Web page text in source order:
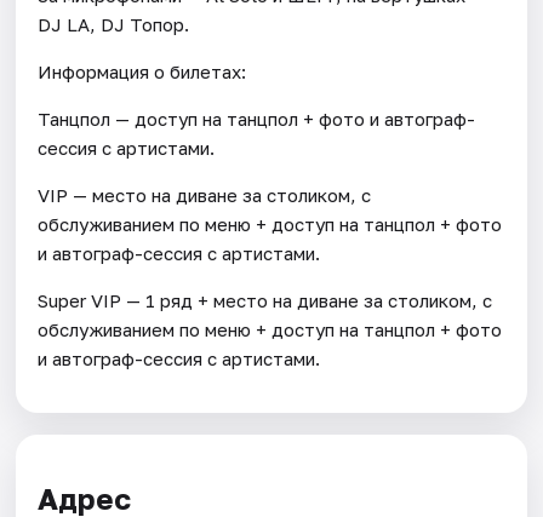
DJ LA, DJ Топор.
Информация о билетах:
Танцпол — доступ на танцпол + фото и автограф-
сессия с артистами.
VIP — место на диване за столиком, с
обслуживанием по меню + доступ на танцпол + фото
и автограф-сессия с артистами.
Super VIP — 1 ряд + место на диване за столиком, с
обслуживанием по меню + доступ на танцпол + фото
и автограф-сессия с артистами.
Адрес